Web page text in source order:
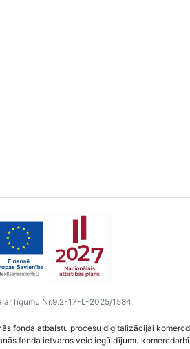
ar līgumu Nr.9.2-17-L-2025/1584
fonda atbalstu procesu digitalizācijai
fonda ietvaros veic iegūldījumu